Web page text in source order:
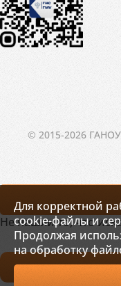
© 2015-2026
Для корректной
cookie-файлы и
Продолжая
на обработку
Не нашли то, что